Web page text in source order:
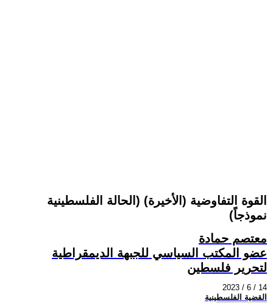
القوة التفاوضية (الأخيرة) (الحالة الفلسطينية
نموذجاً)
معتصم حمادة
عضو المكتب السياسي للجبهة الديمقراطية
لتحرير فلسطين
2023 / 6 / 14
القضية الفلسطينية